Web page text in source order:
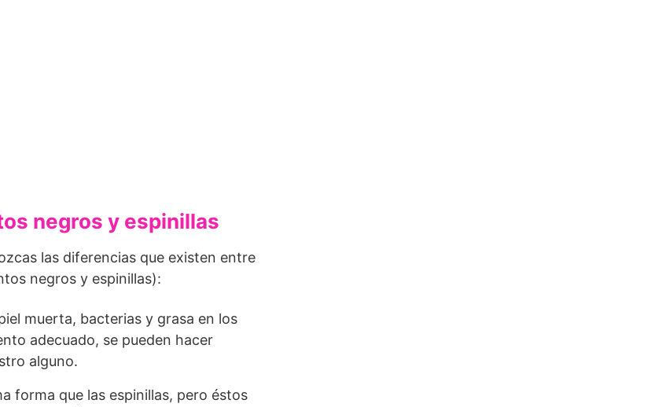
negros y espinillas
las diferencias que existen entre
negros y espinillas):
muerta, bacterias y grasa en los
adecuado, se pueden hacer
alguno.
forma que las espinillas, pero éstos